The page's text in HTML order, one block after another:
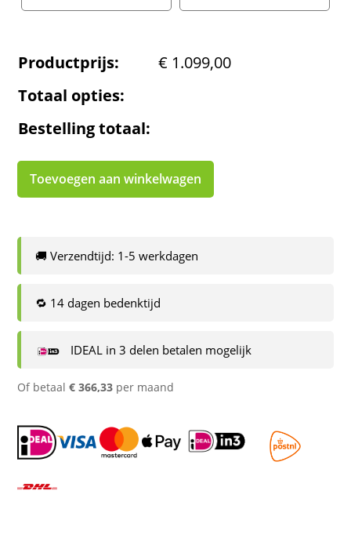
Productprijs: € 1.099,00
Totaal opties:
Bestelling totaal:
Toevoegen aan winkelwagen
🚚 Verzendtijd: 1-5 werkdagen
🔁 14 dagen bedenktijd
IDEAL in 3 delen betalen mogelijk
Of betaal€ 366,33 per maand